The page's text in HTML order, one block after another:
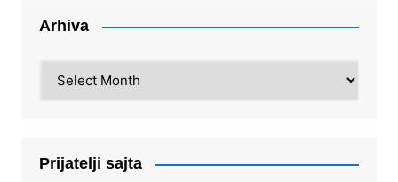
Arhiva
Prijatelji sajta